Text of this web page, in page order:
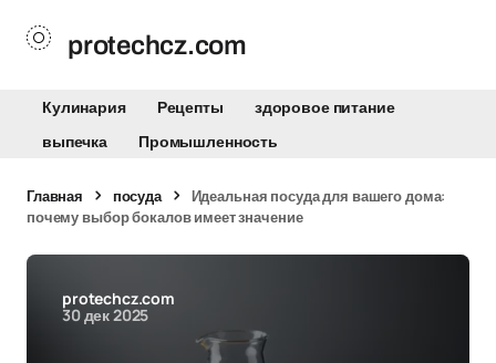
protechcz.com
Кулинария Рецепты
здоровое питание
выпечка
Промышленность
Главная посуда
Идеальная посуда для вашего дома:
почему выбор бокалов имеет значение
protechcz.com
30 дек 2025